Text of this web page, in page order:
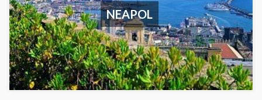
NEAPOL